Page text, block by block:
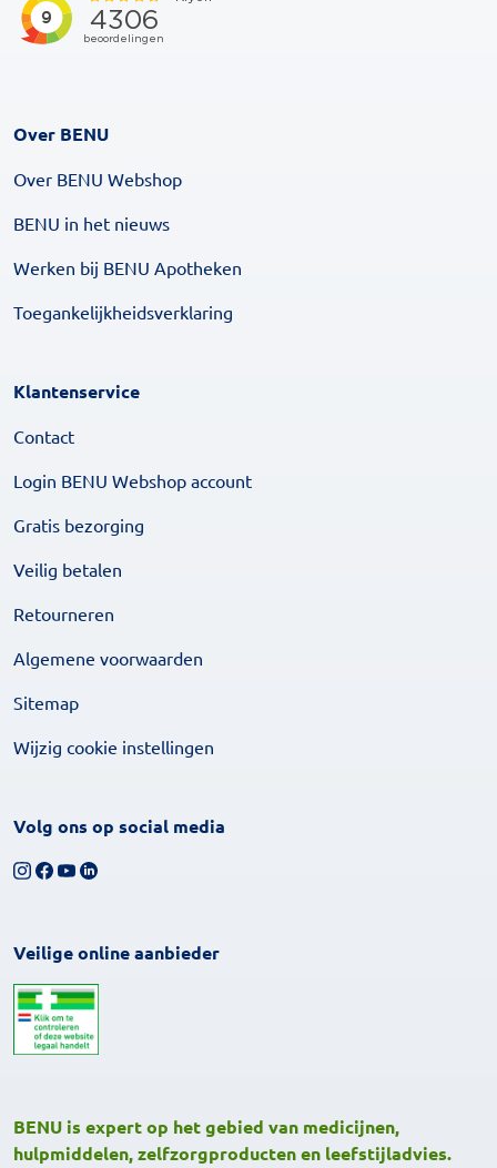
Over BENU
Over BENU Webshop
BENU in het nieuws
Werken bij BENU Apotheken
Toegankelijkheidsverklaring
Klantenservice
Contact
Login BENU Webshop account
Gratis bezorging
Veilig betalen
Retourneren
Algemene voorwaarden
Sitemap
Wijzig cookie instellingen
Volg ons op social media
Volg ons op Instagram
Volg ons op Facebook
Bekijk ons YouTube-kanaal
Volg ons op LinkedIn
Veilige online aanbieder
BENU is expert op het gebied van medicijnen,
hulpmiddelen, zelfzorgproducten en leefstijladvies.